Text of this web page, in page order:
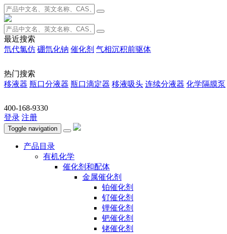
最近搜索
氘代氯仿 硼氘化钠 催化剂 气相沉积前驱体
热门搜索
移液器 瓶口分液器 瓶口滴定器 移液吸头 连续分液器 化学隔膜泵
400-168-9330
登录 注册
Toggle navigation
产品目录
有机化学
催化剂和配体
金属催化剂
铂催化剂
钌催化剂
锂催化剂
钯催化剂
铑催化剂